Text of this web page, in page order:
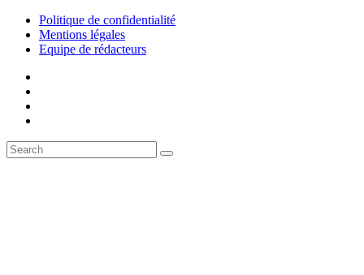
Politique de confidentialité
Mentions légales
Equipe de rédacteurs